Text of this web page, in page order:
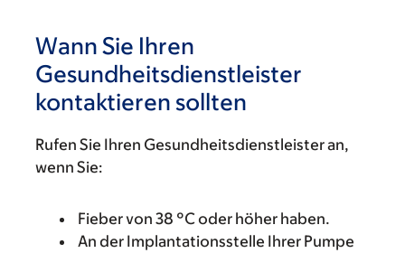
Wann Sie Ihren
Gesundheitsdienstleister
kontaktieren sollten
Rufen Sie Ihren Gesundheitsdienstleister an,
wenn Sie:
Fieber von 38 °C oder höher haben.
An der Implantationsstelle Ihrer Pumpe